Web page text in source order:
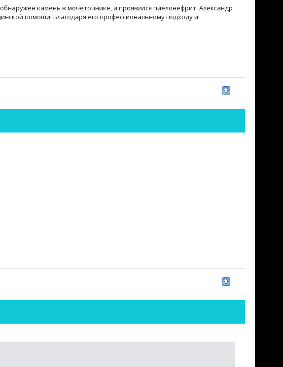
камень в мочеточнике, и проявился пиелонефрит. Александр
помощи. Благодаря его профессиональному подходу и